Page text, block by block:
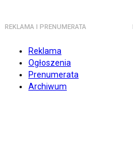
REKLAMA I PRENUMERATA
Reklama
Ogłoszenia
Prenumerata
Archiwum